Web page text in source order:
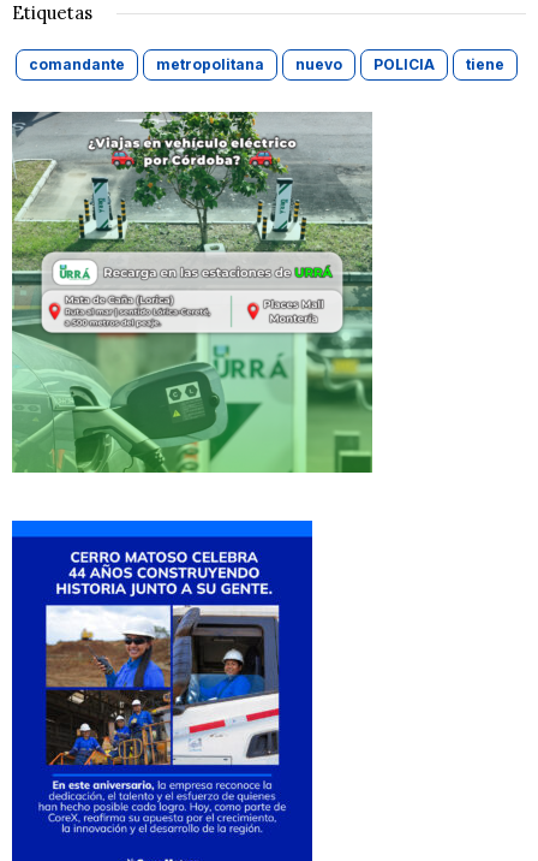
Etiquetas
comandante metropolitana nuevo POLICIA tiene